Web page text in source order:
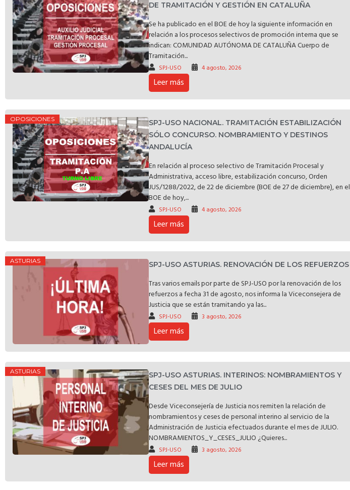
DE TRAMITACIÓN Y GESTIÓN EN CATALUÑA
Se ha publicado en el BOE de hoy la siguiente información en
relación a los procesos selectivos de promoción interna que se
indican: COMUNIDAD AUTÓNOMA DE CATALUÑA Cuerpo de
Tramitación...
SPJ-USO 4 agosto, 2026
Leer más
OPOSICIONES
SPJ-USO NACIONAL. TRAMITACIÓN ESTABILIZACIÓN
SÓLO CONCURSO. NOMBRAMIENTO Y DESTINOS
ANDALUCÍA
En relación al proceso selectivo de Tramitación Procesal y
Administrativa, acceso libre, estabilización concurso, Orden
JUS/1288/2022, de 22 de diciembre (BOE de 27 de diciembre), en el
BOE de hoy,...
SPJ-USO 4 agosto, 2026
Leer más
ASTURIAS SPJ-USO ASTURIAS. RENOVACIÓN DE LOS REFUERZOS
Tras varios emails por parte de SPJ-USO por la renovación de los
refuerzos a fecha 31 de agosto, nos informa la Viceconsejera de
Justicia que se están tramitando ya las...
SPJ-USO 3 agosto, 2026
Leer más
ASTURIAS
SPJ-USO ASTURIAS. INTERINOS: NOMBRAMIENTOS Y
CESES DEL MES DE JULIO
Desde Viceconsejería de Justicia nos remiten la relación de
nombramientos y ceses de personal interino al servicio de la
Administración de Justicia efectuados durante el mes de JULIO.
NOMBRAMIENTOS_Y_CESES_JULIO ¿Quieres...
SPJ-USO 3 agosto, 2026
Leer más